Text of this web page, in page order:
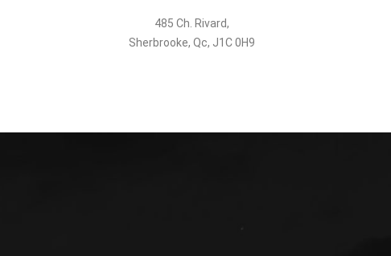
485 Ch. Rivard,
Sherbrooke, Qc, J1C 0H9